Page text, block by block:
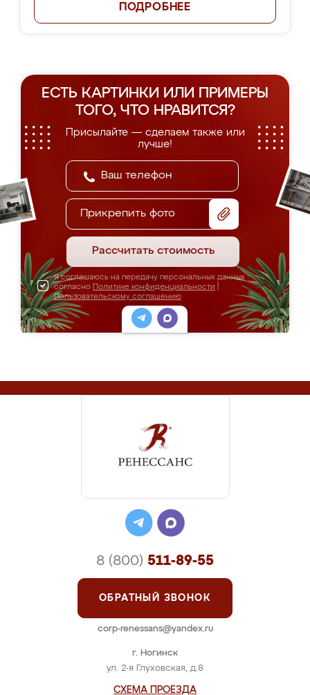
ПОДРОБНЕЕ
ЕСТЬ КАРТИНКИ ИЛИ ПРИМЕРЫ
ТОГО, ЧТО НРАВИТСЯ?
Присылайте — сделаем также или
лучше!
Прикрепить фото
Рассчитать стоимость
Я соглашаюсь на передачу персональных данных
согласно Политике конфиденциальности
Пользовательскому соглашению
г. Ногинск
ул. 2-я Глуховская, д.8
СХЕМА ПРОЕЗДА
8 (800) 511-89-55
ОБРАТНЫЙ ЗВОНОК
corp-renessans@yandex.ru